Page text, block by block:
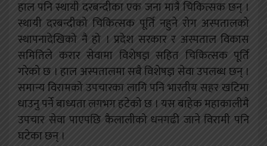
हाल पनि स्थायी दरबन्दीका एक जना मात्रै चिकित्सक छन् ।
स्थायी दरबन्दीको चिकित्सक पूर्ति नहुने रोग अस्पतालको
स्थापनादेखिको नै हो । प्रदेश सरकार र अस्पताल विकास
समितिले करार सेवामा विशेषज्ञ सहित चिकित्सक पूर्ति
गरेको छ । हाल अस्पतालमा सबै विशेषज्ञ सेवा उपलब्ध छन् ।
समान्य विरामको उपचारका लागि पनि भारतीय सहर खटिमा
धाउनु पर्ने बाध्यता लगभग हटेको छ । यस बाहेक महाकालीमै
उपचार सेवा पाएपछि कैलालीको धनगढी जाने विरामी पनि
घटेका छन् ।